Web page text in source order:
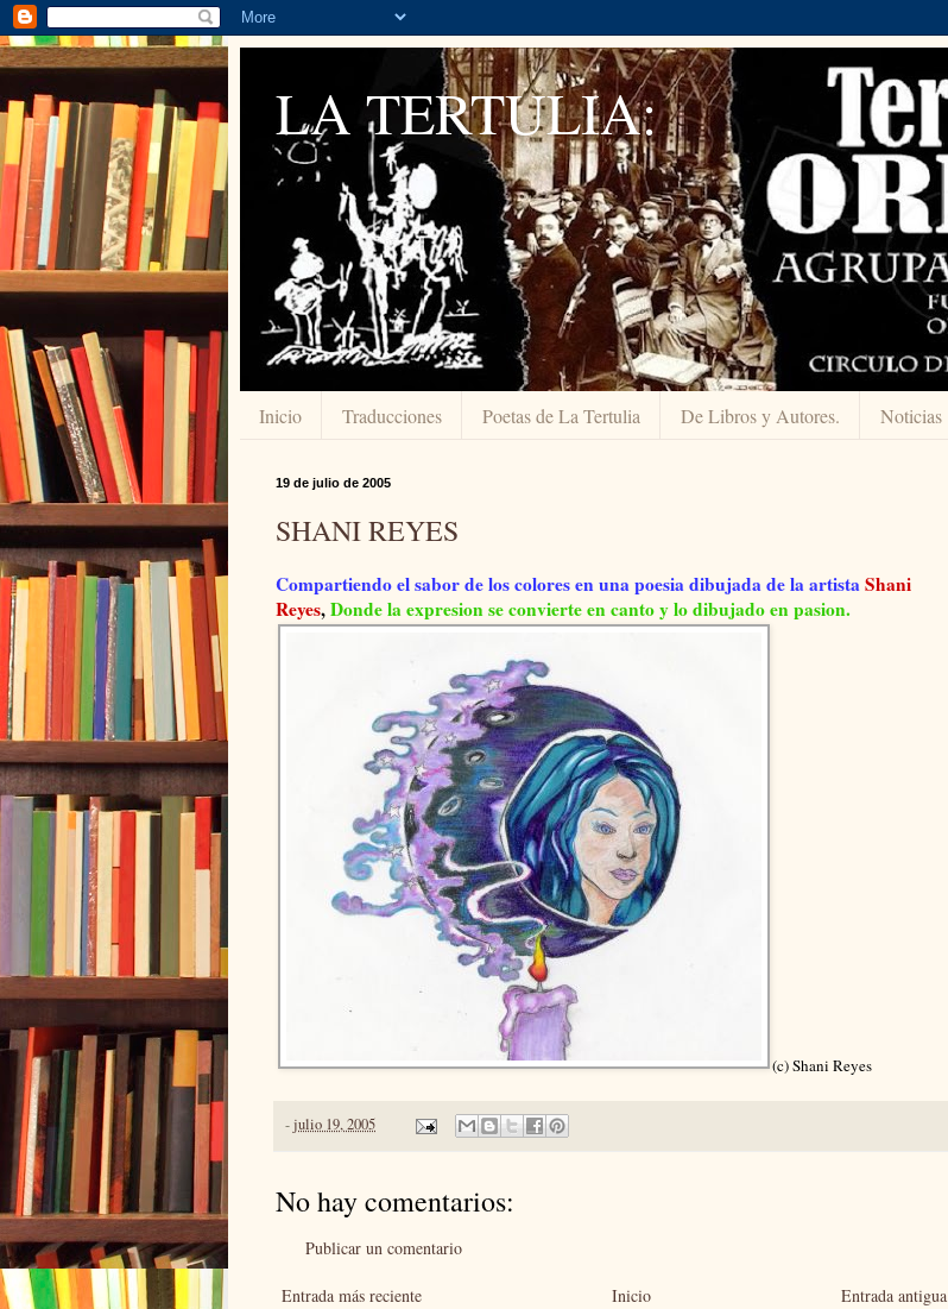
LA TERTULIA:
Inicio Traducciones Poetas de La Tertulia De Libros y Autores. Noticias
19 de julio de 2005
SHANI REYES
Compartiendo el sabor de los colores en una poesia dibujada de la artistaShani
Reyes,Donde la expresion se convierte en canto y lo dibujado en pasion.
(c) Shani Reyes
-julio 19, 2005
No hay comentarios:
Publicar un comentario
Entrada más reciente Entrada antigua
Inicio